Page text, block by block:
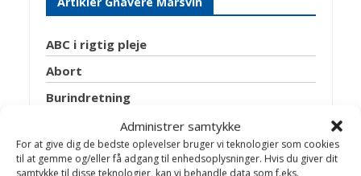
Administrer samtykke
For at give dig de bedste oplevelser bruger vi teknologier som cookies
til at gemme og/eller få adgang til enhedsoplysninger. Hvis du giver dit
samtykke til disse teknologier, kan vi behandle data som f.eks.
ABC i rigtig pleje
Abort
Burindretning
C-vitamin mangel